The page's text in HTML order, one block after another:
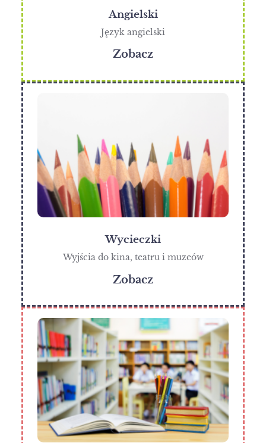
Angielski
Język angielski
Zobacz
Wycieczki
Wyjścia do kina, teatru i muzeów
Zobacz